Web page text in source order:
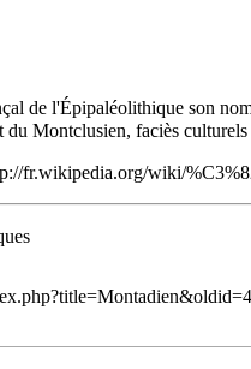
de l'Épipaléolithique son
du Montclusien, faciès culturels
fr.wikipedia.org/wiki/